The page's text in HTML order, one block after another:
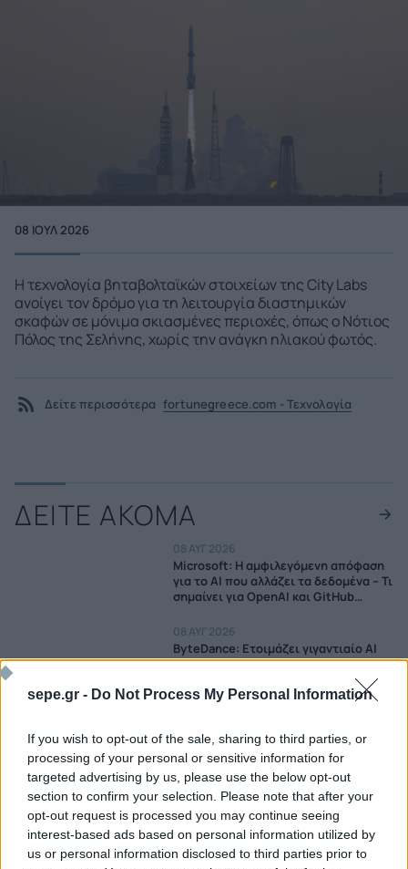
sepe.gr - Do Not Process My Personal Information
If you wish to opt-out of the sale, sharing to third parties, or
processing of your personal or sensitive information for
targeted advertising by us, please use the below opt-out
section to confirm your selection. Please note that after your
opt-out request is processed you may continue seeing
interest-based ads based on personal information utilized by
us or personal information disclosed to third parties prior to
08 ΙΟΥΛ 2026
Η τεχνολογία βηταβολταϊκών στοιχείων της City Labs
ανοίγει τον δρόμο για τη λειτουργία διαστημικών
σκαφών σε μόνιμα σκιασμένες περιοχές, όπως ο Νότιος
Πόλος της Σελήνης, χωρίς την ανάγκη ηλιακού φωτός.
Δείτε περισσότερα fortunegreece.com - Τεχνολογία
ΔΕΙΤΕ ΑΚΟΜΑ
08 ΑΥΓ 2026
Microsoft: Η αμφιλεγόμενη απόφαση
για το AI που αλλάζει τα δεδομένα – Τι
σημαίνει για OpenAI και GitHub
08 ΑΥΓ 2026
ByteDance: Ετοιμάζει γιγαντιαίο AI
μοντέλο έως 10 τρισ. παραμέτρων –
Στόχος να πλησιάσει την Anthropic
Chevron: Πώς η έκρηξη της ΤΝ
μετατρέπει τον πετρελαϊκό κολοσσό
σε ενεργειακό «παίκτη» των data
centers
07 ΑΥΓ 2026
Η AI δημιούργησε τους πρώτους ιούς
– Γιατί η εξέλιξη αυτή ανησυχεί τους
επιστήμονες